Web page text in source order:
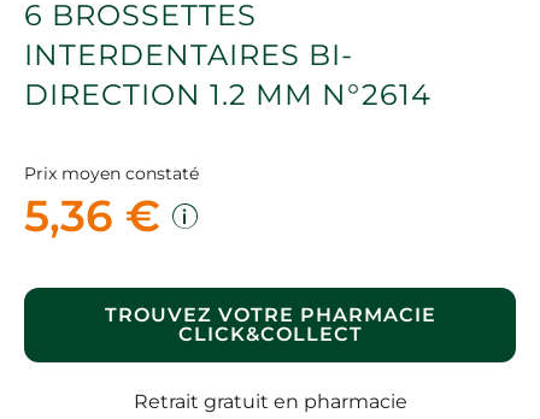
6 BROSSETTES
INTERDENTAIRES BI-
DIRECTION 1.2 MM N°2614
Prix moyen constaté
5,36 €
TROUVEZ VOTRE PHARMACIE
CLICK&COLLECT
Retrait gratuit en pharmacie